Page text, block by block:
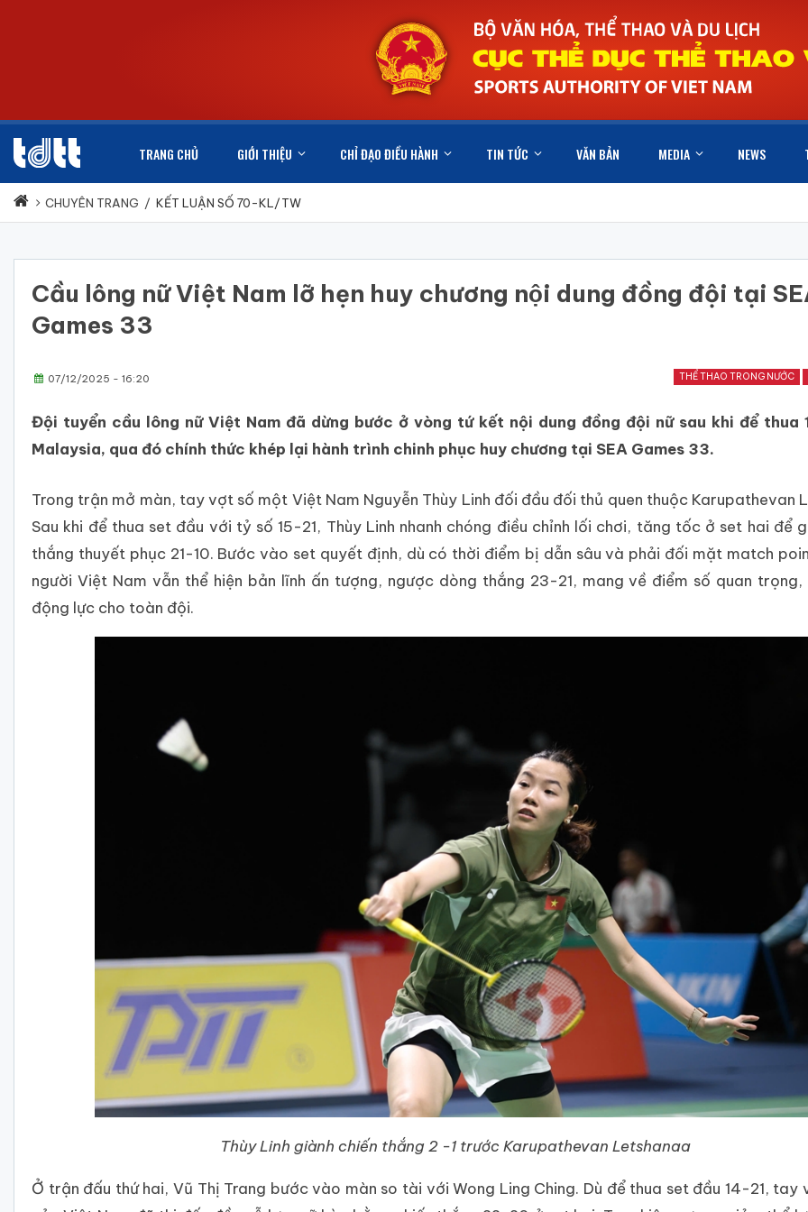
TRANG CHỦ GIỚI THIỆU CHỈ ĐẠO ĐIỀU HÀNH TIN TỨC VĂN BẢN MEDIA NEWS
CHUYÊN TRANG / KẾT LUẬN SỐ 70-KL/TW
Cầu lông nữ Việt Nam lỡ hẹn huy chương nội dung đồng đội tại
Games 33
THỂ THAO TRONG NƯỚC
07/12/2025 - 16:20
Đội tuyển cầu lông nữ Việt Nam đã dừng bước ở vòng tứ kết nội dung đồng đội nữ sau khi để
Malaysia, qua đó chính thức khép lại hành trình chinh phục huy chương tại SEA Games 33.
Trong trận mở màn, tay vợt số một Việt Nam Nguyễn Thùy Linh đối đầu đối thủ quen thuộc Karupathevan
Sau khi để thua set đầu với tỷ số 15-21, Thùy Linh nhanh chóng điều chỉnh lối chơi, tăng tốc ở set hai để
thắng thuyết phục 21-10. Bước vào set quyết định, dù có thời điểm bị dẫn sâu và phải đối mặt match
người Việt Nam vẫn thể hiện bản lĩnh ấn tượng, ngược dòng thắng 23-21, mang về điểm số quan
động lực cho toàn đội.
Thùy Linh giành chiến thắng 2 -1 trước Karupathevan Letshanaa
Ở trận đấu thứ hai, Vũ Thị Trang bước vào màn so tài với Wong Ling Ching. Dù để thua set đầu 14-21, tay